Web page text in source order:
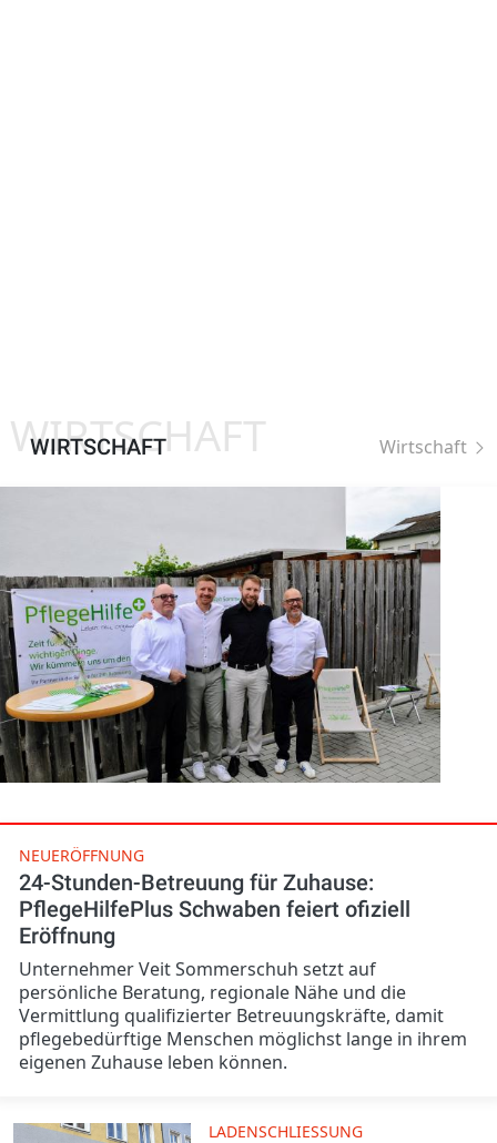
WIRTSCHAFT
WIRTSCHAFT Wirtschaft
NEUERÖFFNUNG
24-Stunden-Betreuung für Zuhause:
PflegeHilfePlus Schwaben feiert ofiziell
Eröffnung
Unternehmer Veit Sommerschuh setzt auf
persönliche Beratung, regionale Nähe und die
Vermittlung qualifizierter Betreuungskräfte, damit
pflegebedürftige Menschen möglichst lange in ihrem
eigenen Zuhause leben können.
LADENSCHLIESSUNG